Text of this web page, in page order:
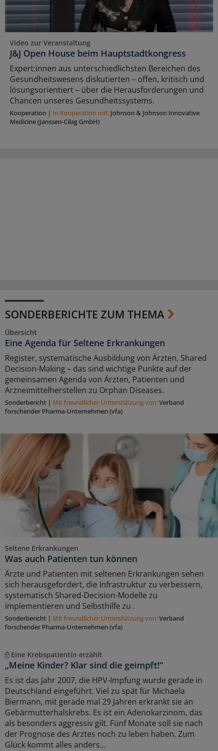
Video zur Veranstaltung
J&J Open House beim Hauptstadtkongress
Expert:innen aus unterschiedlichsten Bereichen des
Gesundheitswesens diskutierten – offen, kritisch und
lösungsorientiert – über die Herausforderungen und
Chancen unseres Gesundheitssystems.
Kooperation | In Kooperation mit: Johnson & Johnson Innovative
Medicine (Janssen-Cilag GmbH)
SONDERBERICHTE ZUM THEMA
Übersicht
Eine Agenda für Seltene Erkrankungen
Register, systematische Ausbildung von Ärzten, Shared
Decision-Making – das sind wichtige Punkte auf der
gemeinsamen Agenda von Ärzten, Patienten und
Arzneimittelherstellen zu Orphan Diseases.
Sonderbericht | Mit freundlicher Unterstützung von:Verband
forschender Pharma-Unternehmen (vfa)
Seltene Erkrankungen
Was auch Patienten tun können
Ärzte und Patienten mit seltenen Erkrankungen sehen
sich herausgefordert, die Infrastruktur zu verbessern,
systematisch Shared-Decision-Modelle zu
implementieren und Selbsthilfe zu .
Sonderbericht | Mit freundlicher Unterstützung von:Verband
forschender Pharma-Unternehmen (vfa)
Eine Krebspatientin erzählt
„Meine Kinder? Klar sind die geimpft!“
Es ist das Jahr 2007, die HPV-Impfung wurde gerade in
Deutschland eingeführt. Viel zu spät für Michaela
Biermann, mit gerade mal 29 Jahren erkrankt sie an
Gebärmutterhalskrebs. Es ist ein Adenokarzinom, das
als besonders aggressiv gilt. Fünf Monate soll sie nach
der Prognose des Arztes noch zu leben haben. Zum
Glück kommt alles anders...